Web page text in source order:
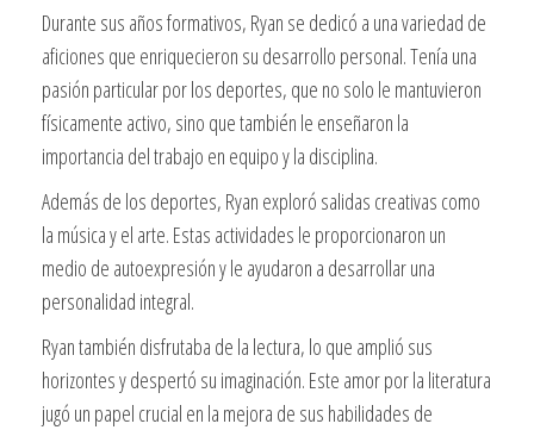
Durante sus años formativos, Ryan se dedicó a una variedad de
aficiones que enriquecieron su desarrollo personal. Tenía una
pasión particular por los deportes, que no solo le mantuvieron
físicamente activo, sino que también le enseñaron la
importancia del trabajo en equipo y la disciplina.
Además de los deportes, Ryan exploró salidas creativas como
la música y el arte. Estas actividades le proporcionaron un
medio de autoexpresión y le ayudaron a desarrollar una
personalidad integral.
Ryan también disfrutaba de la lectura, lo que amplió sus
horizontes y despertó su imaginación. Este amor por la literatura
jugó un papel crucial en la mejora de sus habilidades de